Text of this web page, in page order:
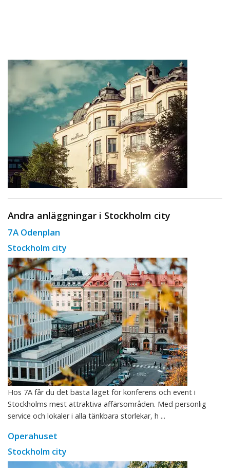
Andra anläggningar i Stockholm city
7A Odenplan
Stockholm city
Hos 7A får du det bästa läget för konferens och event i
Stockholms mest attraktiva affärsområden. Med personlig
service och lokaler i alla tänkbara storlekar, h ...
Operahuset
Stockholm city